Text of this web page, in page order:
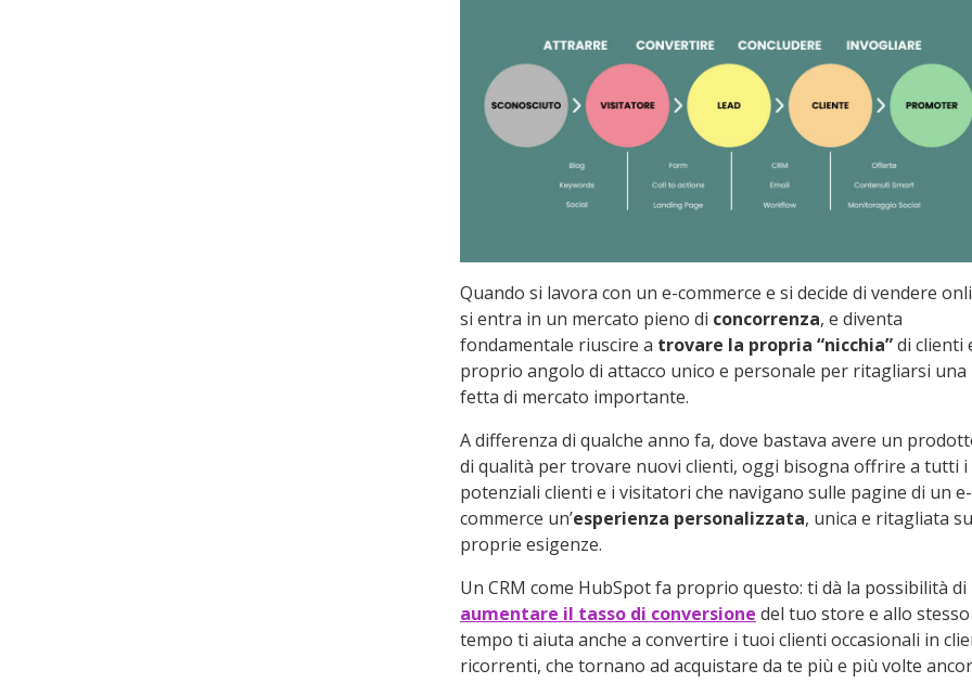
Quando si lavora con un e-commerce e si decide di vendere
si entra in un mercato pieno di concorrenza, e diventa
fondamentale riuscire a trovare la propria “nicchia”di clienti
proprio angolo di attacco unico e personale per ritagliarsi una
fetta di mercato importante.
A differenza di qualche anno fa, dove bastava avere un
di qualità per trovare nuovi clienti, oggi bisogna offrire a tutti i
potenziali clienti e i visitatori che navigano sulle pagine di un e-
commerce un’esperienza personalizzata, unica e ritagliata
proprie esigenze.
Un CRM come HubSpot fa proprio questo: ti dà la possibilità di
aumentare il tasso di conversione del tuo store e allo stesso
tempo ti aiuta anche a convertire i tuoi clienti occasionali in
ricorrenti, che tornano ad acquistare da te più e più volte